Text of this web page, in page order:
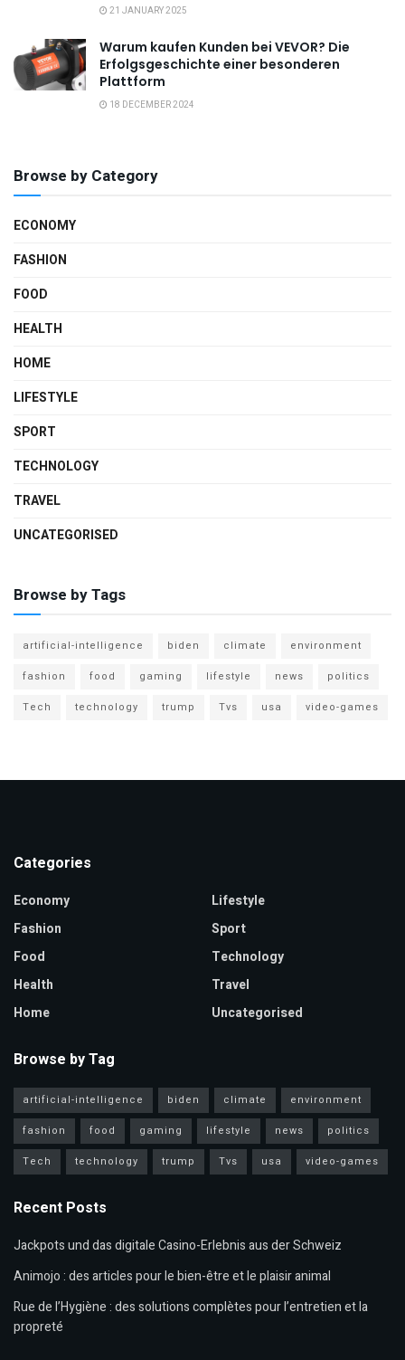
21 JANUARY 2025
Warum kaufen Kunden bei VEVOR? Die
Erfolgsgeschichte einer besonderen
Plattform
18 DECEMBER 2024
Browse by Category
ECONOMY
FASHION
FOOD
HEALTH
HOME
LIFESTYLE
SPORT
TECHNOLOGY
TRAVEL
UNCATEGORISED
Browse by Tags
artificial-intelligence biden climate
environment
fashion
food gaming lifestyle news
politics
Tech
technology trump Tvs usa video-games
Categories
Economy
Fashion
Food
Health
Home
Lifestyle
Sport
Technology
Travel
Uncategorised
Browse by Tag
artificial-intelligence biden climate
environment
fashion
food gaming lifestyle news
politics
Tech
technology trump Tvs usa video-games
Recent Posts
Jackpots und das digitale Casino-Erlebnis aus der Schweiz
Animojo : des articles pour le bien-être et le plaisir animal
Rue de l’Hygiène : des solutions complètes pour l’entretien et la
propreté